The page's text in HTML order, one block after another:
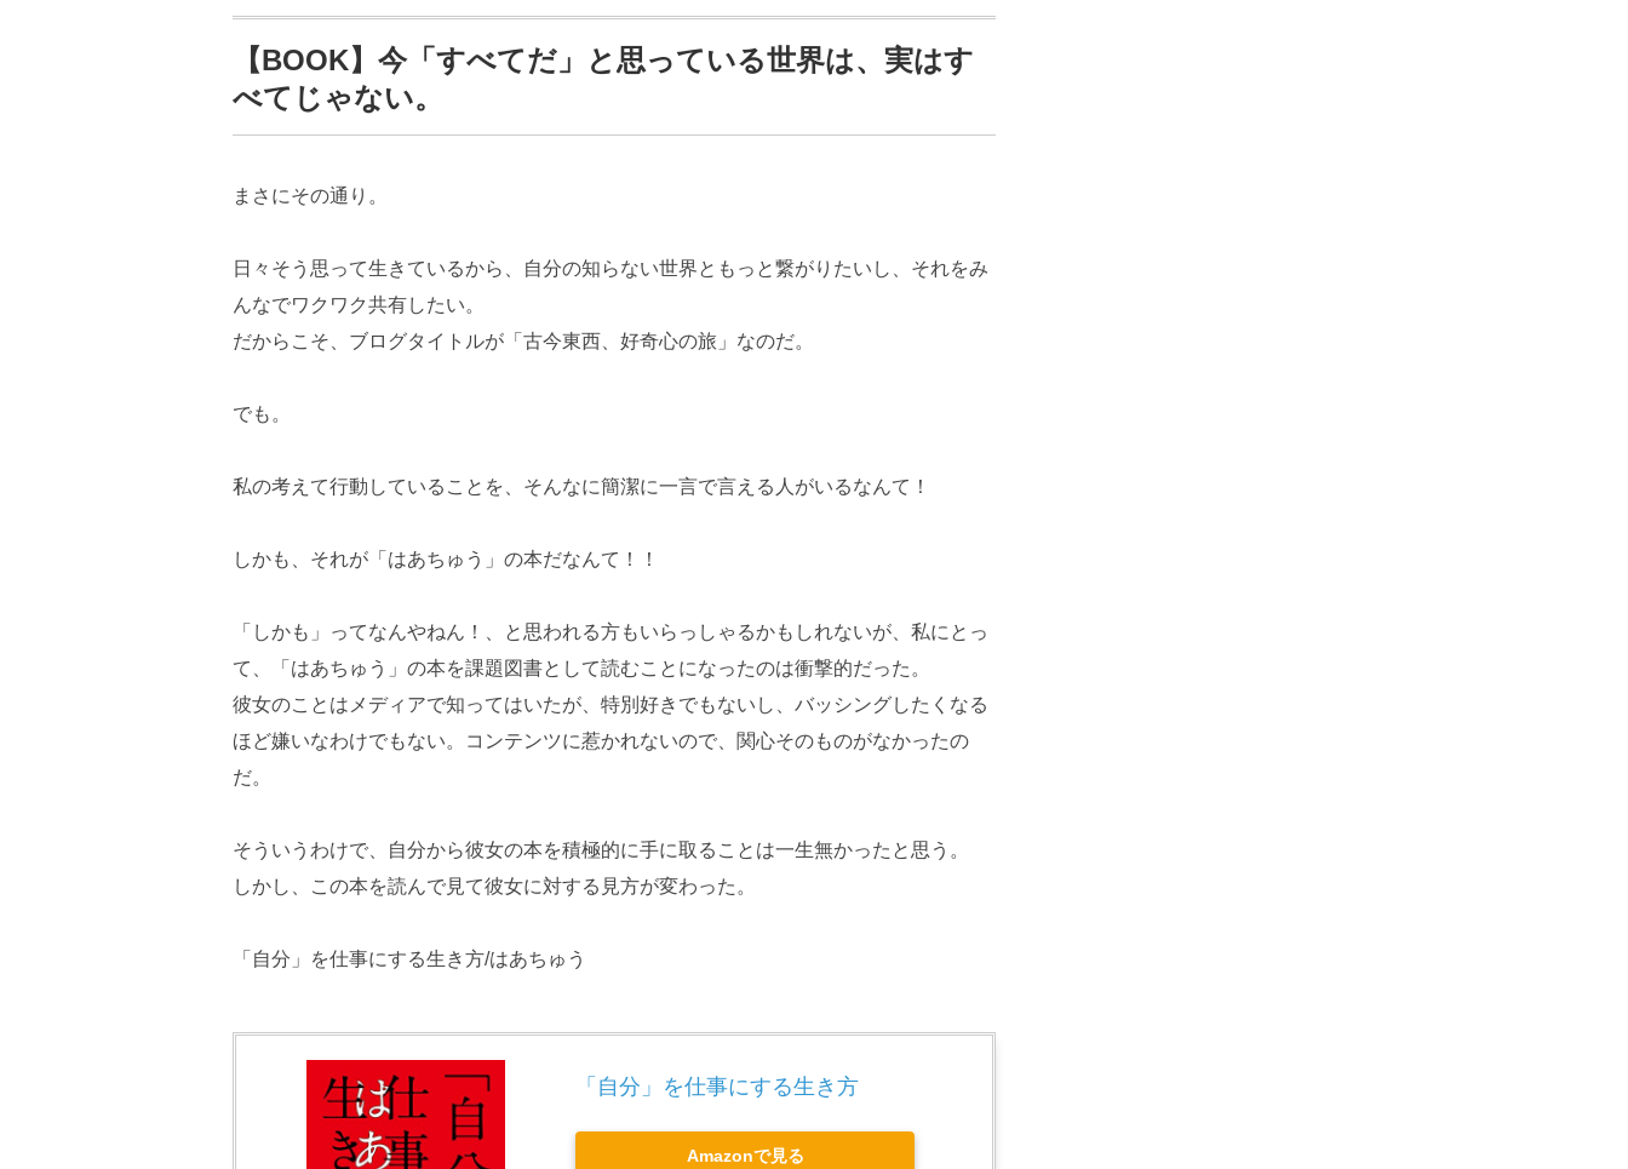
【BOOK】今「すべてだ」と思っている世界は、実はす
べてじゃない。
まさにその通り。
日々そう思って生きているから、自分の知らない世界ともっと繋がりたいし、それをみ
んなでワクワク共有したい。
だからこそ、ブログタイトルが「古今東西、好奇心の旅」なのだ。
でも。
私の考えて行動していることを、そんなに簡潔に一言で言える人がいるなんて！
しかも、それが「はあちゅう」の本だなんて！！
「しかも」ってなんやねん！、と思われる方もいらっしゃるかもしれないが、私にとっ
て、「はあちゅう」の本を課題図書として読むことになったのは衝撃的だった。
彼女のことはメディアで知ってはいたが、特別好きでもないし、バッシングしたくなる
ほど嫌いなわけでもない。コンテンツに惹かれないので、関心そのものがなかったの
だ。
そういうわけで、自分から彼女の本を積極的に手に取ることは一生無かったと思う。
しかし、この本を読んで見て彼女に対する見方が変わった。
「自分」を仕事にする生き方/はあちゅう
「自分」を仕事にする生き方
Amazonで見る